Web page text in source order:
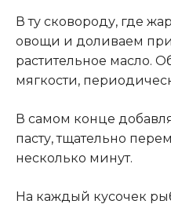
В ту сковороду, где
овощи и доливаем
растительное масло.
мягкости,
В самом конце
пасту, тщательно
несколько минут.
На каждый кусочек